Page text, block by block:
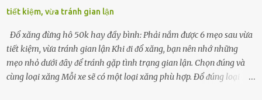
tiết kiệm, vừa tránh gian lận
Đổ xăng đừng hô 50k hay đầy bình: Phải nắm được 6 mẹo sau vừa
tiết kiệm, vừa tránh gian lận Khi ᵭi ᵭổ xăng, bạn nên nhớ những
mẹo nhỏ dưới ᵭȃy ᵭể tránh gặp tình trạng gian lận. Chọn ᵭúng và
cùng loại xăng Mỗi xe sẽ có một loại xăng phù hợp. Đổ ᵭúng loại